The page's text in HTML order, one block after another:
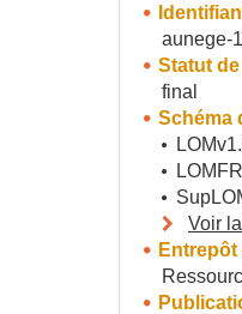
aunege-
Statut
final
Schéma
Voir